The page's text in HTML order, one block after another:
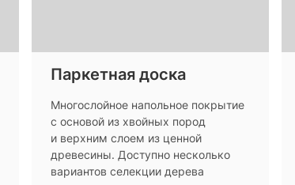
Паркетная доска
Многослойное напольное покрытие
с основой из хвойных пород
и верхним слоем из ценной
древесины. Доступно несколько
вариантов селекции дерева